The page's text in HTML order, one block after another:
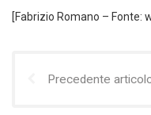
[Fabrizio Romano – Fonte:
Precedente